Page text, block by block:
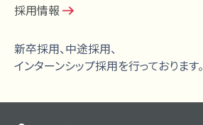
採用情報
新卒採用、中途採用、
インターンシップ採用を行っております。